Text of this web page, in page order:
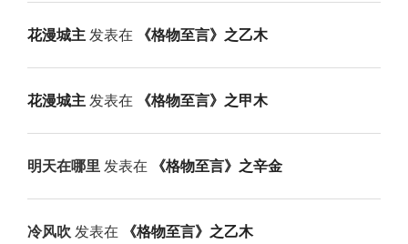
花漫城主发表在 《格物至言》之乙木
花漫城主发表在 《格物至言》之甲木
明天在哪里发表在 《格物至言》之辛金
冷风吹 发表在 《格物至言》之乙木